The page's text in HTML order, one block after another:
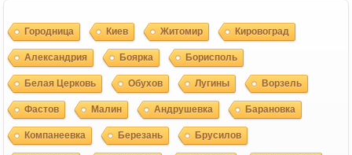
Городница Киев Житомир Кировоград
Александрия Боярка Борисполь
Белая Церковь Обухов Лугины Ворзель
Фастов Малин Андрушевка Барановка
Компанеевка Березань Брусилов